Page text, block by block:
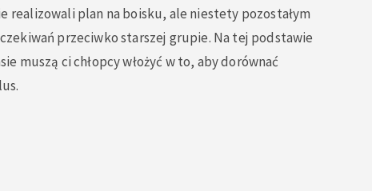
realizowali plan na boisku, ale niestety pozostałym
przeciwko starszej grupie. Na tej podstawie
muszą ci chłopcy włożyć w to, aby dorównać